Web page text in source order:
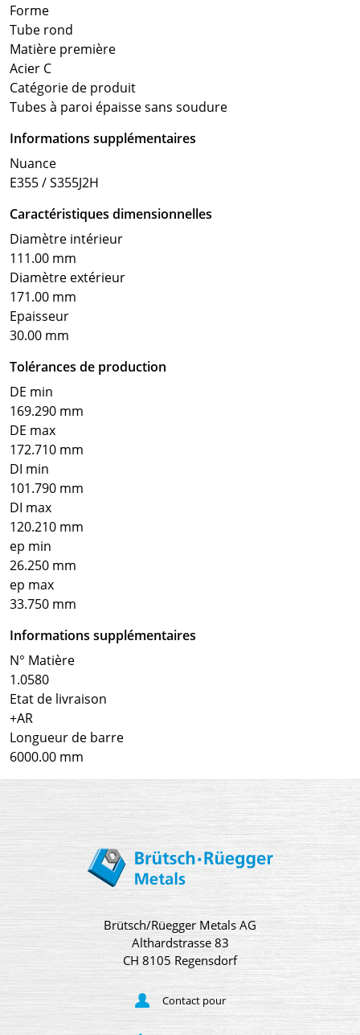
Forme
Tube rond
Matière première
Acier C
Catégorie de produit
Tubes à paroi épaisse sans soudure
Informations supplémentaires
Nuance
E355 / S355J2H
Caractéristiques dimensionnelles
Diamètre intérieur
111.00 mm
Diamètre extérieur
171.00 mm
Epaisseur
30.00 mm
Tolérances de production
DE min
169.290 mm
DE max
172.710 mm
DI min
101.790 mm
DI max
120.210 mm
ep min
26.250 mm
ep max
33.750 mm
Informations supplémentaires
N° Matière
1.0580
Etat de livraison
+AR
Longueur de barre
6000.00 mm
Brütsch/Rüegger Metals AG
Althardstrasse 83
CH 8105 Regensdorf
Contact pour